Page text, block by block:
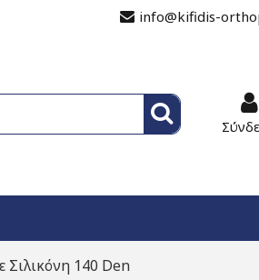
info@kifidis-
140 Den